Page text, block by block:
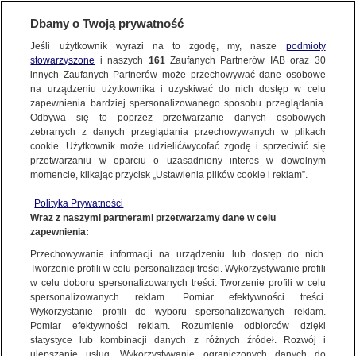
KONTAKT24
Wyślij Materiał
WYŚLIJ MATERIAŁ
NAJNOWSZE
GORĄCE TEMATY
WIĘCEJ
KANAŁY
Dzień dobry!
Jedno konto do wszystkich usług
NAJNOWSZE
MATERIAŁ UŻYTKOWNIKA
Pożar sortowni śmieci-zadymione pół
Krakowa...
Dbamy o Twoją prywatność
Jeśli użytkownik wyrazi na to zgodę, my, nasze podmioty
stowarzyszone i naszych 161Zaufanych Partnerów IAB oraz 30
innych Zaufanych Partnerów może przechowywać dane osobowe
na urządzeniu użytkownika i uzyskiwać do nich dostęp w celu
zapewnienia bardziej spersonalizowanego sposobu przeglądania.
Odbywa się to poprzez przetwarzanie danych osobowych
zebranych z danych przeglądania przechowywanych w plikach
cookie. Użytkownik może udzielić/wycofać zgodę i sprzeciwić się
przetwarzaniu w oparciu o uzasadniony interes w dowolnym
momencie, klikając przycisk „Ustawienia plików cookie i reklam”.
Polityka Prywatności
Wraz z naszymi partnerami przetwarzamy dane w celu
zapewnienia:
Przechowywanie informacji na urządzeniu lub dostęp do nich.
Tworzenie profili w celu personalizacji treści. Wykorzystywanie profili
w celu doboru spersonalizowanych treści. Tworzenie profili w celu
spersonalizowanych reklam. Pomiar efektywności treści.
Wykorzystanie profili do wyboru spersonalizowanych reklam.
Pomiar efektywności reklam. Rozumienie odbiorców dzięki
statystyce lub kombinacji danych z różnych źródeł. Rozwój i